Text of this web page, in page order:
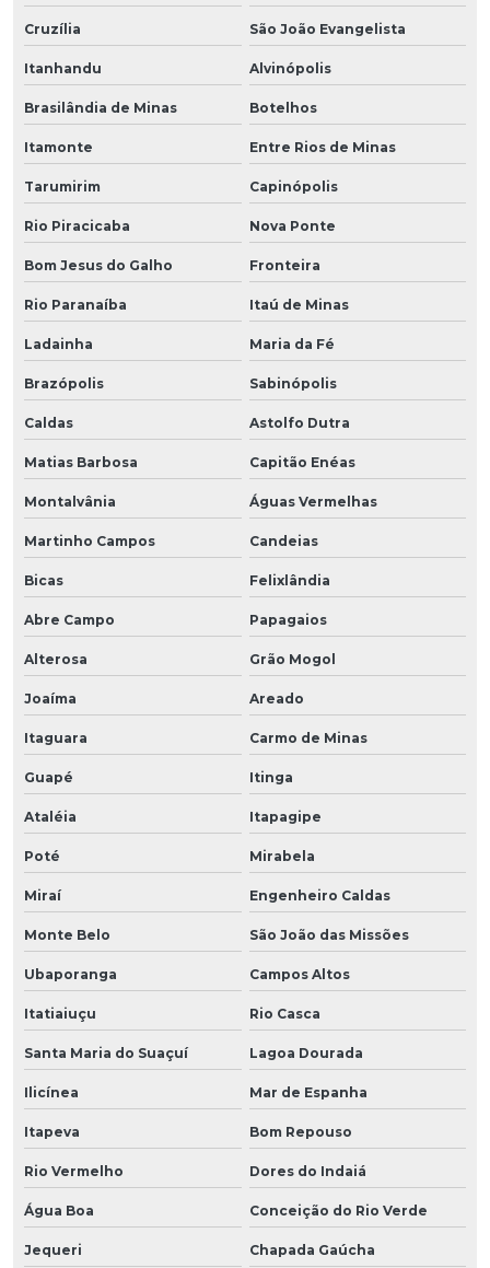
Cruzília São João Evangelista
Itanhandu Alvinópolis
Brasilândia de Minas Botelhos
Itamonte Entre Rios de Minas
Tarumirim Capinópolis
Rio Piracicaba Nova Ponte
Bom Jesus do Galho Fronteira
Rio Paranaíba Itaú de Minas
Ladainha Maria da Fé
Brazópolis Sabinópolis
Caldas Astolfo Dutra
Matias Barbosa Capitão Enéas
Montalvânia Águas Vermelhas
Martinho Campos Candeias
Bicas Felixlândia
Abre Campo Papagaios
Alterosa Grão Mogol
Joaíma Areado
Itaguara Carmo de Minas
Guapé Itinga
Ataléia Itapagipe
Poté Mirabela
Miraí Engenheiro Caldas
Monte Belo São João das Missões
Ubaporanga Campos Altos
Itatiaiuçu Rio Casca
Santa Maria do Suaçuí Lagoa Dourada
Ilicínea Mar de Espanha
Itapeva Bom Repouso
Rio Vermelho Dores do Indaiá
Água Boa Conceição do Rio Verde
Jequeri Chapada Gaúcha